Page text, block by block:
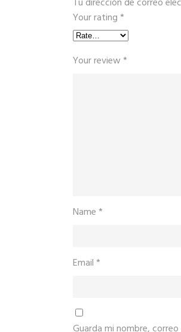
Your rating*
Your review*
Name*
Email*